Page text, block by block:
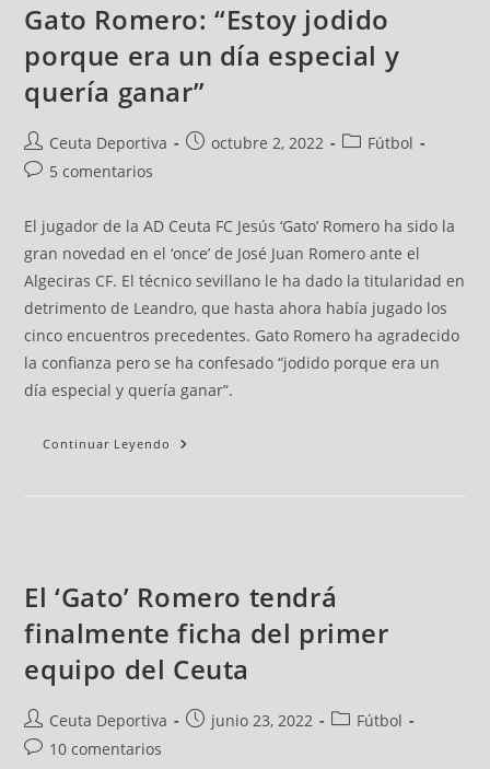
Gato Romero: “Estoy jodido
porque era un día especial y
quería ganar”
Ceuta Deportiva octubre 2, 2022
Fútbol
5 comentarios
El jugador de la AD Ceuta FC Jesús ‘Gato’ Romero ha sido la
gran novedad en el ‘once’ de José Juan Romero ante el
Algeciras CF. El técnico sevillano le ha dado la titularidad en
detrimento de Leandro, que hasta ahora había jugado los
cinco encuentros precedentes. Gato Romero ha agradecido
la confianza pero se ha confesado “jodido porque era un
día especial y quería ganar”.
Continuar Leyendo
El ‘Gato’ Romero tendrá
finalmente ficha del primer
equipo del Ceuta
Ceuta Deportiva junio 23, 2022
Fútbol
10 comentarios